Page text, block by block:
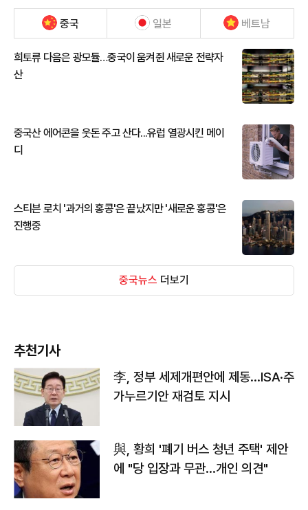
중국 일본 베트남
희토류 다음은 광모듈…중국이 움켜쥔 새로운 전략자
산
중국산 에어콘을 웃돈 주고 산다...유럽 열광시킨 메이
디
스티븐 로치 '과거의 홍콩'은 끝났지만 '새로운 홍콩'은
진행중
중국뉴스 더보기
추천기사
李, 정부 세제개편안에 제동…ISA·주
가누르기안 재검토 지시
與, 황희 '폐기 버스 청년 주택' 제안
에 "당 입장과 무관…개인 의견"